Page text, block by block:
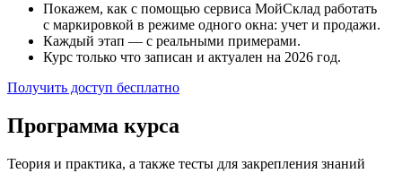
Покажем, как с помощью сервиса МойСклад работать
с маркировкой в режиме одного окна: учет и продажи.
Каждый этап — с реальными примерами.
Курс только что записан и актуален на 2026 год.
Получить доступ бесплатно
Программа курса
Теория и практика, а также тесты для закрепления знаний